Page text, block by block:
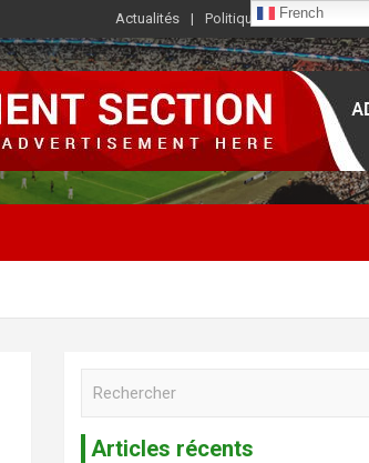
Actualités Politique de Confidentialité
Articles récents
French